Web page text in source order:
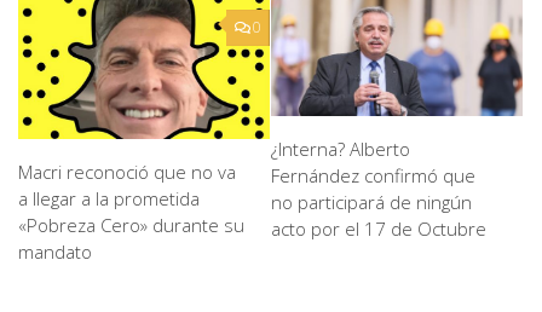
0
Macri reconoció que no va
a llegar a la prometida
«Pobreza Cero» durante su
mandato
¿Interna? Alberto
Fernández confirmó que
no participará de ningún
acto por el 17 de Octubre